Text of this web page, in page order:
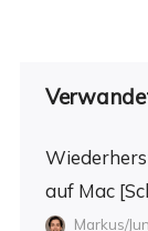
auf Mac
Markus/